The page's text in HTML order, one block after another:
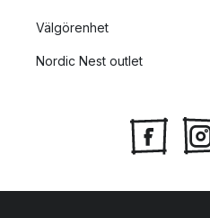
Välgörenhet
Nordic Nest outlet